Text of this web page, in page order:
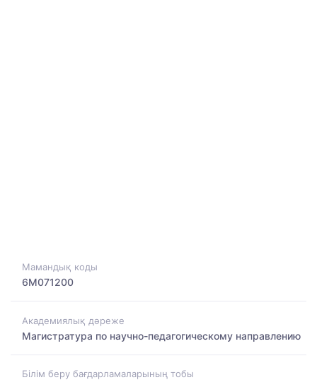
Мамандық коды
6M071200
Академиялық дәреже
Магистратура по научно-педагогическому направлению
Білім беру бағдарламаларының тобы